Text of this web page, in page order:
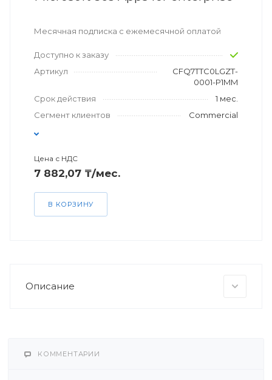
Месячная подписка с ежемесячной оплатой
Доступно к заказу
Артикул
CFQ7TTC0LGZT-
0001-P1MM
Срок действия
1 мес.
Сегмент клиентов
Commercial
Цена с НДС
7 882,07 ₸/мес.
В КОРЗИНУ
Описание
КОММЕНТАРИИ